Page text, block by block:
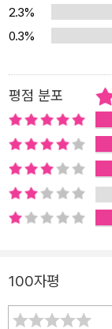
개하고 있다. 국민
피들로 가득한 책이
더> 방송에서 소개
밤, 간단하게 해먹을
재료들이나 치킨 등
쉽고 빠르게 조리해
실용적이다. 둘째,
을 통해 선택된 메뉴
없는 요리들의 향연
맛을 사로잡는 요리
제로는 건강 메뉴들
는 ‘재미’ 또한 갖추
해 해먹던 메뉴에
<해피투게더> 야간
2.3%
0.3%
평점 분포
100자평